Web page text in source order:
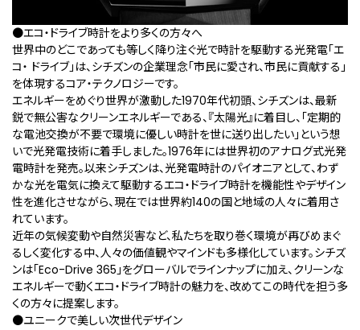
●エコ・ドライブ時計をより多くの方々へ
世界中のどこであっても等しく降り注ぐ光で時計を駆動する光発電「エ
コ・ ドライブ」は、シチズンの企業理念「市⺠に愛され、市⺠に貢献する」
を体現するコア・テクノロジーです。
エネルギーをめぐり世界が激動した1970年代初頭、シチズンは、最新
鋭で無公害なクリーンエネルギーである、『太陽光』に着目し、「定期的
な電池交換が不要で環境に優しい時計を世に送り出したい」という想
いで光発電技術に着手しました。1976年には世界初のアナログ式光発
電時計を発売。以来シチズンは、光発電時計のパイオニアとして、わず
かな光を電気に換えて駆動するエコ・ドライブ時計を機能性やデザイン
性を進化させながら、現在では世界約140の国と地域の人々に着用さ
れています。
近年の気候変動や自然災害など、私たちを取り巻く環境が再びめまぐ
るしく変化する中、人々の価値観やマインドも多様化しています。シチズ
ンは「Eco-Drive 365」をグローバルでラインナップに加え、クリーンな
エネルギーで動くエコ・ドライブ時計の魅力を、改めてこの時代を担う多
くの方々に提案します。
●ユニークで美しい次世代デザイン